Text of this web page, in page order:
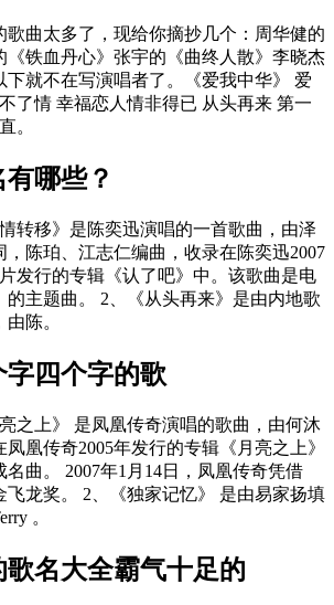
歌曲太多了，现给你摘抄几个：周华健的
《铁血丹心》张宇的《曲终人散》李晓杰
下就不在写演唱者了。《爱我中华》 爱
了情 幸福恋人情非得已 从头再来 第一
。
哪些？
转移》是陈奕迅演唱的一首歌曲，由泽
，陈珀、江志仁编曲，收录在陈奕迅2007
发行的专辑《认了吧》中。该歌曲是电
的主题曲。 2、《从头再来》是由内地歌
陈。
四个字的歌
之上》 是凤凰传奇演唱的歌曲，由何沐
凰传奇2005年发行的专辑《月亮之上》
曲。 2007年1月14日，凤凰传奇凭借
飞龙奖。 2、《独家记忆》 是由易家扬填
。
歌名大全霸气十足的